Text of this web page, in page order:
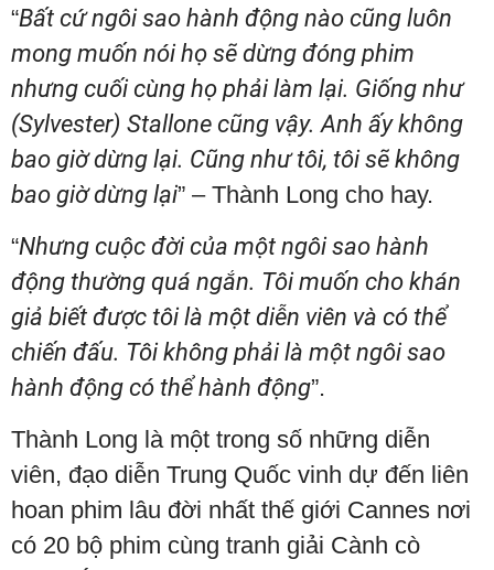
“Bất cứ ngôi sao hành động nào cũng luôn
mong muốn nói họ sẽ dừng đóng phim
nhưng cuối cùng họ phải làm lại. Giống như
(Sylvester) Stallone cũng vậy. Anh ấy không
bao giờ dừng lại. Cũng như tôi, tôi sẽ không
bao giờ dừng lại” – Thành Long cho hay.
“Nhưng cuộc đời của một ngôi sao hành
động thường quá ngắn. Tôi muốn cho khán
giả biết được tôi là một diễn viên và có thể
chiến đấu. Tôi không phải là một ngôi sao
hành động có thể hành động”.
Thành Long là một trong số những diễn
viên, đạo diễn Trung Quốc vinh dự đến liên
hoan phim lâu đời nhất thế giới Cannes nơi
có 20 bộ phim cùng tranh giải Cành cò